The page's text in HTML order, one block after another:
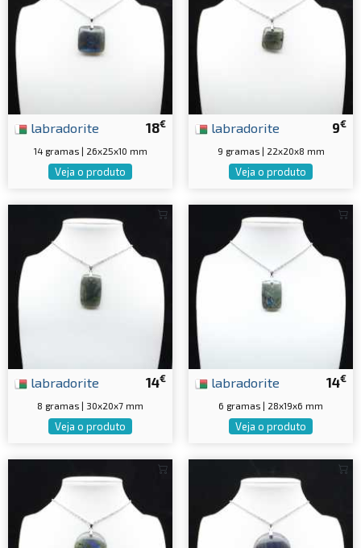
18€
labradorite
14 gramas | 26x25x10 mm
Veja o produto
9€
labradorite
9 gramas | 22x20x8 mm
Veja o produto
14€
labradorite
8 gramas | 30x20x7 mm
Veja o produto
14€
labradorite
6 gramas | 28x19x6 mm
Veja o produto